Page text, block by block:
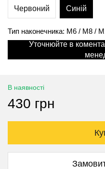
Червоний Синій
Тип наконечника: M6 / M8 /
Уточнюйте в
В наявності
430 грн